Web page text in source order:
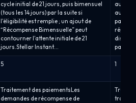
cycle initial de 21 jours, puis bimensuel
(tous les 14 jours) par la suite si
l'éligibilité est remplie ; un ajout de
“Récompense Bimensuelle” peut
contourner l'attente initiale de 21
jours.Stellar Instant...
au Hot
5 1
Traitement des paiementsLes
demandes de récompense de
traite la